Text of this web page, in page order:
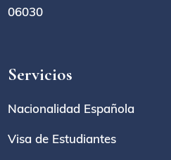
06030
Servicios
Nacionalidad Española
Visa de Estudiantes